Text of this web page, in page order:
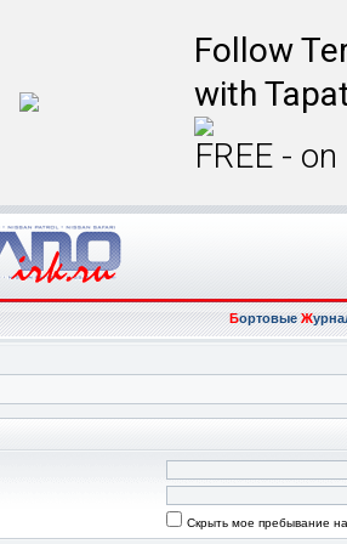
Follow
with
FREE -
БортовыеЖ
Скрыть мое пребывание